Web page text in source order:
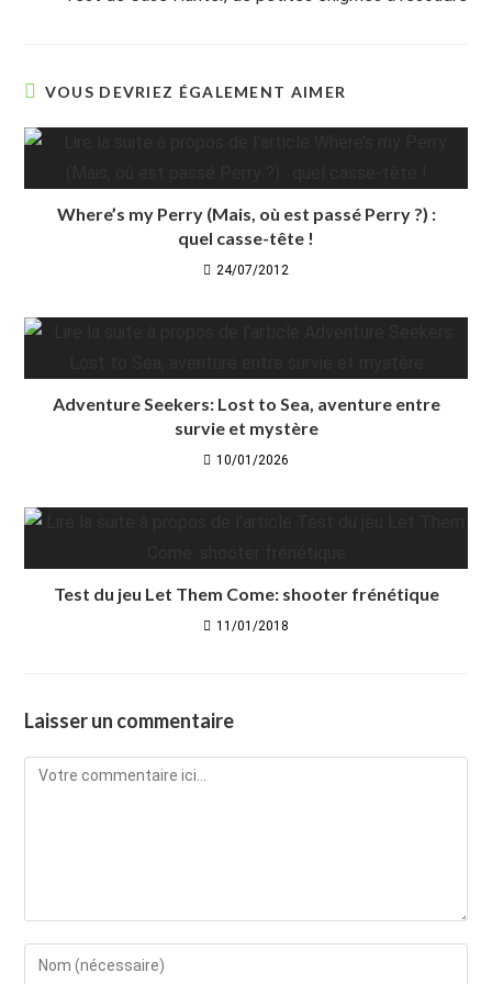
VOUS DEVRIEZ ÉGALEMENT AIMER
Where’s my Perry (Mais, où est passé Perry ?) :
quel casse-tête !
24/07/2012
Adventure Seekers: Lost to Sea, aventure entre
survie et mystère
10/01/2026
Test du jeu Let Them Come: shooter frénétique
11/01/2018
Laisser un commentaire
Comment
Enter